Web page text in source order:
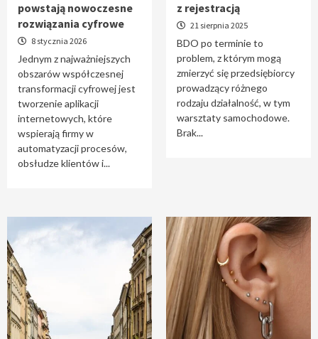
powstają nowoczesne
rozwiązania cyfrowe
8 stycznia 2026
Jednym z najważniejszych
obszarów współczesnej
transformacji cyfrowej jest
tworzenie aplikacji
internetowych, które
wspierają firmy w
automatyzacji procesów,
obsłudze klientów i...
z rejestracją
21 sierpnia 2025
BDO po terminie to
problem, z którym mogą
zmierzyć się przedsiębiorcy
prowadzący różnego
rodzaju działalność, w tym
warsztaty samochodowe.
Brak...